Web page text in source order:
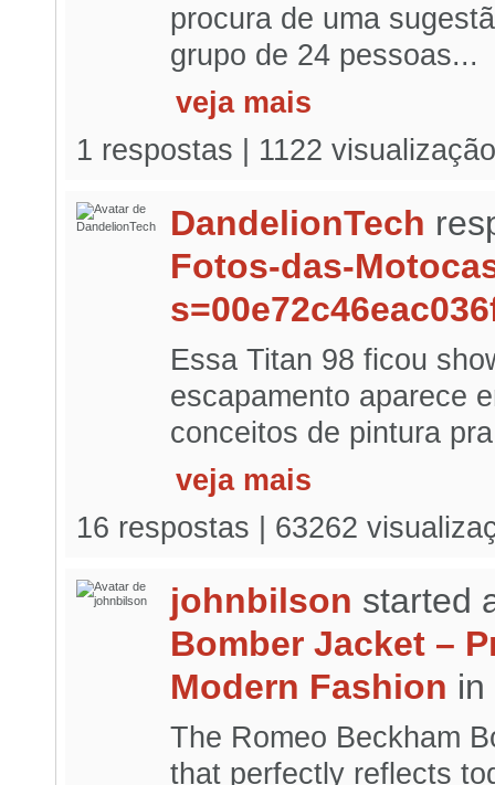
procura de uma
grupo de 24 pessoas...
veja mais
1 respostas | 1122
DandelionTech
Fotos-das-
Essa Titan 98 ficou
escapamento aparece
conceitos de pintura
veja mais
16 respostas | 63262
johnbilson started
Bomber Jacket –
Modern Fashion in
The Romeo Beckham
that perfectly reflects